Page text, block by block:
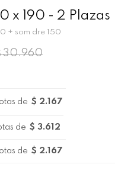
x 190 - 2 Plazas
+ som dre 150
30.960
de $ 2.167
de $ 3.612
de $ 2.167